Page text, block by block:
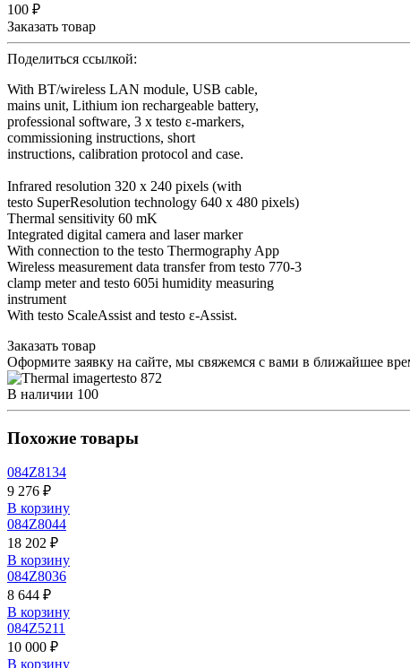
100 ₽
Заказать товар
Поделиться ссылкой:
With BT/wireless LAN module, USB cable,
mains unit, Lithium ion rechargeable battery,
professional software, 3 x testo ε-markers,
commissioning instructions, short
instructions, calibration protocol and case.
Infrared resolution 320 x 240 pixels (with
testo SuperResolution technology 640 x 480 pixels)
Thermal sensitivity 60 mK
Integrated digital camera and laser marker
With connection to the testo Thermography App
Wireless measurement data transfer from testo 770-3
clamp meter and testo 605i humidity measuring
instrument
With testo ScaleAssist and testo ε-Assist.
Заказать товар
Оформите заявку на сайте, мы свяжемся с вами в ближайшее
В наличии 100
Похожие товары
084Z8134
9 276 ₽
В корзину
084Z8044
18 202 ₽
В корзину
084Z8036
8 644 ₽
В корзину
084Z5211
10 000 ₽
В корзину